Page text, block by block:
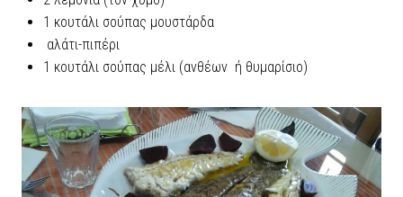
1 κουτάλι σούπας μουστάρδα
αλάτι-πιπέρι
1 κουτάλι σούπας μέλι (ανθέων ή θυμαρίσιο)